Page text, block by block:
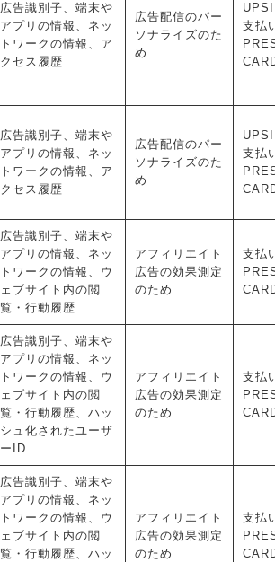
広告識別子、端末や
アプリの情報、ネッ
トワークの情報、ア
クセス履歴
広告配信のパー
ソナライズのた
め
支払
広告識別子、端末や
アプリの情報、ネッ
トワークの情報、ア
クセス履歴
広告配信のパー
ソナライズのた
め
支払
広告識別子、端末や
アプリの情報、ネッ
トワークの情報、ウ
ェブサイト内の閲
覧・行動履歴
アフィリエイト
広告の効果測定
のため
支払
広告識別子、端末や
アプリの情報、ネッ
トワークの情報、ウ
ェブサイト内の閲
覧・行動履歴、ハッ
シュ化されたユーザ
ーID
アフィリエイト
広告の効果測定
のため
支払
広告識別子、端末や
アプリの情報、ネッ
トワークの情報、ウ
ェブサイト内の閲
覧・行動履歴、ハッ
アフィリエイト
広告の効果測定
のため
支払